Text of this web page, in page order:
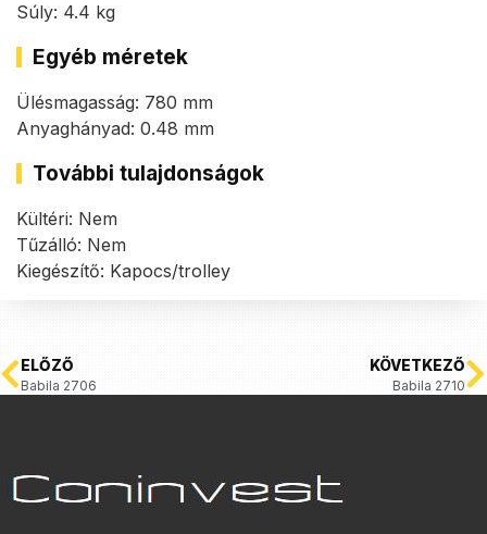
Súly: 4.4 kg
Egyéb méretek
Ülésmagasság: 780 mm
Anyaghányad: 0.48 mm
További tulajdonságok
Kültéri: Nem
Tűzálló: Nem
Kiegészítő: Kapocs/trolley
ELŐZŐ
Babila 2706
KÖVETKEZŐ
Babila 2710